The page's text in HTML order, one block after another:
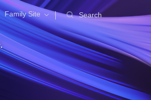
Family Site Search